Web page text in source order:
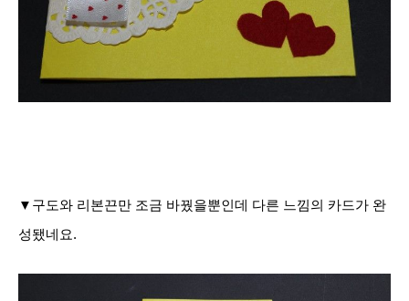
▼구도와 리본끈만 조금 바꿨을뿐인데 다른 느낌의 카드가 완
성됐네요.